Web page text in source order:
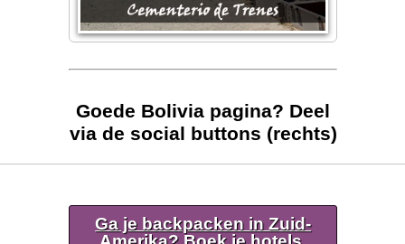
Goede Bolivia pagina? Deel
via de social buttons (rechts)
Ga je backpacken in Zuid-